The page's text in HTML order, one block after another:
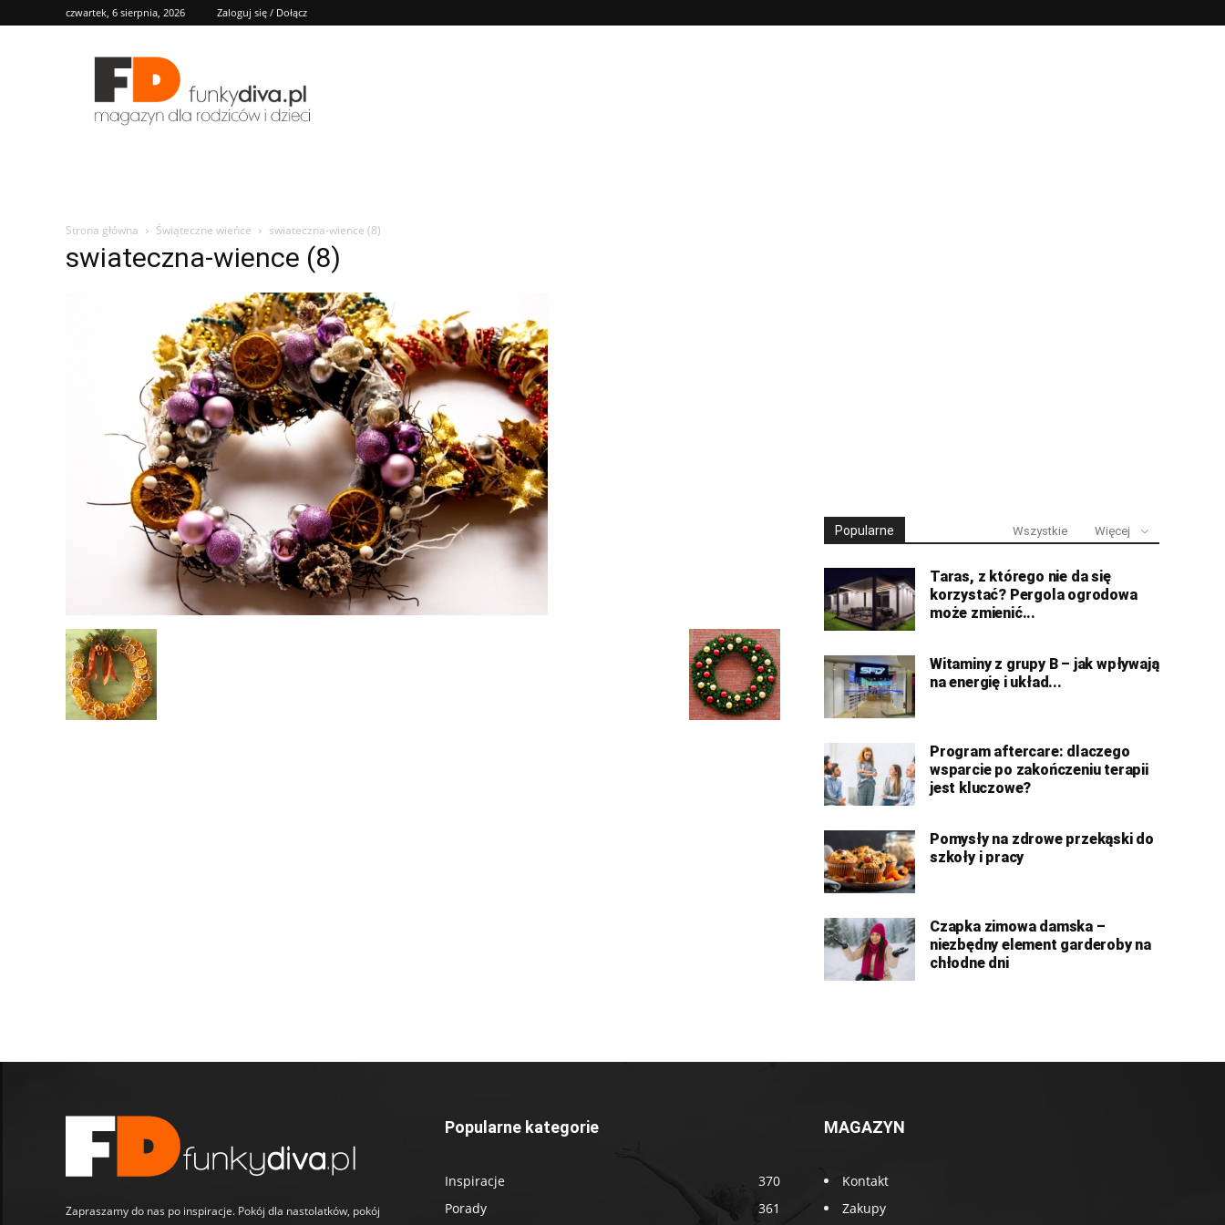
czwartek, 6 sierpnia, 2026 Zaloguj się / Dołącz
FD
Strona główna Świąteczne wieńce swiateczna-wience (8)
swiateczna-wience (8)
Popularne Wszystkie Więcej
Taras, z którego nie da się
korzystać? Pergola ogrodowa
może zmienić...
Witaminy z grupy B – jak wpływają
na energię i układ...
Program aftercare: dlaczego
wsparcie po zakończeniu terapii
jest kluczowe?
Pomysły na zdrowe przekąski do
szkoły i pracy
Czapka zimowa damska –
niezbędny element garderoby na
chłodne dni
Zapraszamy do nas po inspiracje. Pokój dla nastolatków, pokój
Popularne kategorie
Inspiracje
370
Porady
361
MAGAZYN
Kontakt
Zakupy